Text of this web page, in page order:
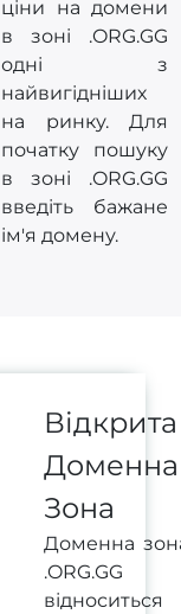
ціни на домени
в зоні .ORG.GG
одні з
найвигідніших
на ринку. Для
початку пошуку
в зоні .ORG.GG
введіть бажане
ім'я домену.
Відкрита
Доменна
Зона
Доменна
.ORG.GG
відноситься